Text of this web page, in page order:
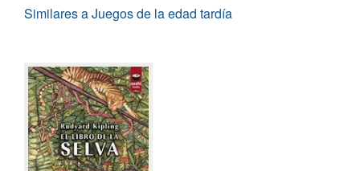
Similares a Juegos de la edad tardía